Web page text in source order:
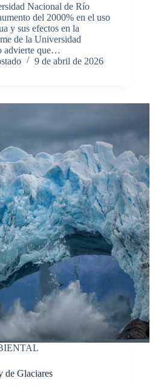
Nacional de Río
del 2000% en el uso
y sus efectos en la
de la Universidad
advierte que…
9 de abril de 2026
de Glaciares